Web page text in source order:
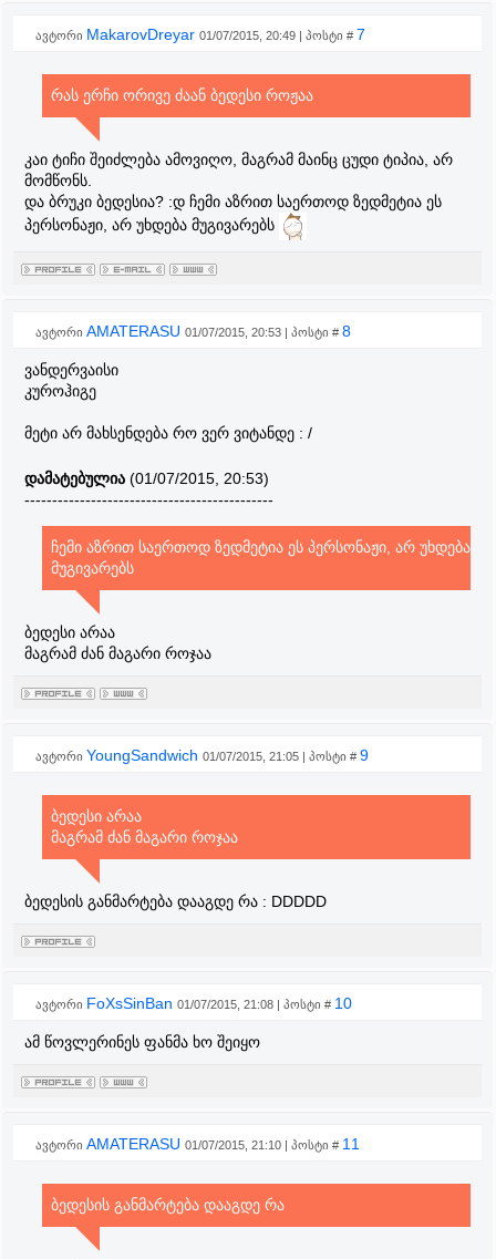
ავტორი MakarovDreyar 01/07/2015, 20:49 | პოსტი # 7
რას ერჩი ორივე ძაან ბედესი როჟაა
კაი ტიჩი შეიძლება ამოვიღო, მაგრამ მაინც ცუდი ტიპია, არ
მომწონს.
და ბრუკი ბედესია? :დ ჩემი აზრით საერთოდ ზედმეტია ეს
პერსონაჟი, არ უხდება მუგივარებს
ავტორი AMATERASU 01/07/2015, 20:53 | პოსტი # 8
ვანდერვაისი
კუროჰიგე
მეტი არ მახსენდება რო ვერ ვიტანდე : /
დამატებულია (01/07/2015, 20:53)
---------------------------------------------
ჩემი აზრით საერთოდ ზედმეტია ეს პერსონაჟი, არ უხდება
მუგივარებს
ბედესი არაა
მაგრამ ძან მაგარი როჯაა
ავტორი YoungSandwich 01/07/2015, 21:05 | პოსტი # 9
ბედესი არაა
მაგრამ ძან მაგარი როჯაა
ბედესის განმარტება დააგდე რა : DDDDD
ავტორი FoXsSinBan 01/07/2015, 21:08 | პოსტი # 10
ამ წოვლერინეს ფანმა ხო შეიყო
ავტორი AMATERASU 01/07/2015, 21:10 | პოსტი # 11
ბედესის განმარტება დააგდე რა